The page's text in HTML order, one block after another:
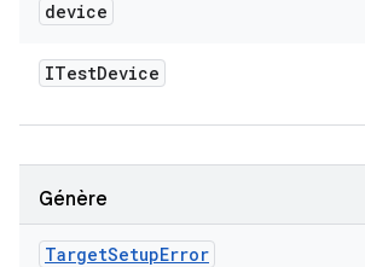
device
ITestDevice
Génère
TargetSetupError